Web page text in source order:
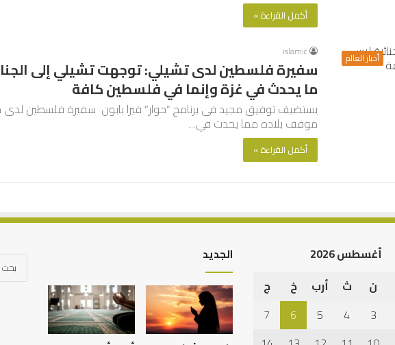
أكمل القراءة »
أخبار العالم islamic
سفيرة فلسطين لدى تشيلي: توجهت تشيلي إلى
ما يحدث في غزة وإنما في فلسطين كافة
يستضيف توفيق مجيد في برنامج “حوار” فيرا بابون سفيرة فلسطين
موقف بلاده مما يحدث في…
أكمل القراءة »
الرصيد
التربوي
والطفولة
المبكرة
الخط
العربي
في
كتابات
أغسطس 2026
ن ث أرب خ
ج
3
4
5
6
7
الجديد